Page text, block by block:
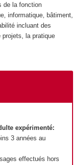
de la fonction
informatique, bâtiment,
incluant des
la pratique
expérimenté:
3 années au
effectués hors